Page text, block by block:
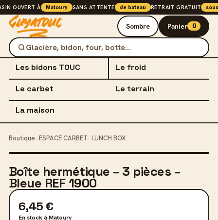
OUVERT À Matoury SANS ATTENTE de bateau RETRAIT GRATUIT
Sombre Panier 0
Les bidons TOUC
Étanche, anti-UV, empilable références
Le froid
Glacières Igloo, pichets, lunch box
Le carbet
Sièges, tables, paniers, plein air références
Le terrain
Bottes Dunlop, sécurité, travail
La maison
Électroménager, cuisine, rangement
Boutique· ESPACE CARBET· LUNCH BOX
Boîte hermétique – 3 pièces –
Bleue REF 1900
6,45 €
En stock à Matoury